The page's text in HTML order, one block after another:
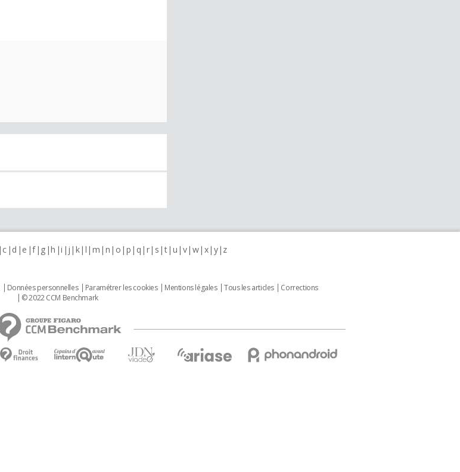
c d e f g h i j k l m n o p q r s t u v w x y z
Données personnelles Paramétrer les cookies Mentions légales Tous les articles
Corrections
© 2022 CCM Benchmark